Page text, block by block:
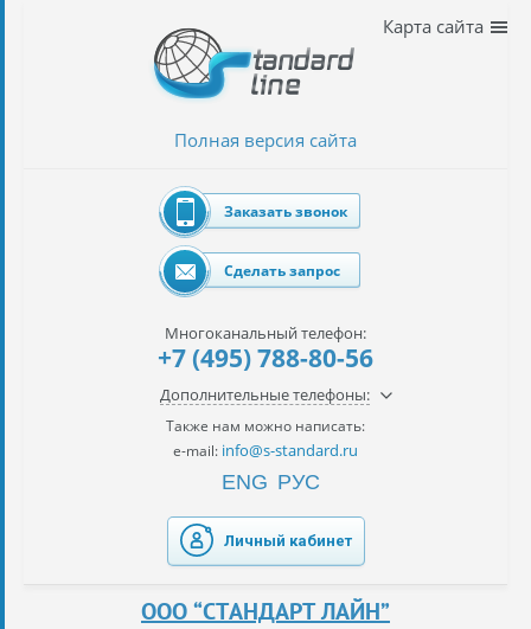
автомобилей
Полная версия сайта
Карта сайта
Заказать звонок
Сделать запрос
Многоканальный телефон:
+7 (495) 788-80-56
Дополнительные телефоны:
Также нам можно написать:
e-mail: info@s-standard.ru
ENG РУС
Личный кабинет
ООО “СТАНДАРТ ЛАЙН”